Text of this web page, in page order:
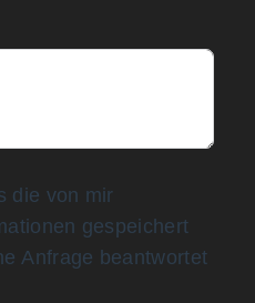
die von mir
gespeichert
Anfrage beantwortet